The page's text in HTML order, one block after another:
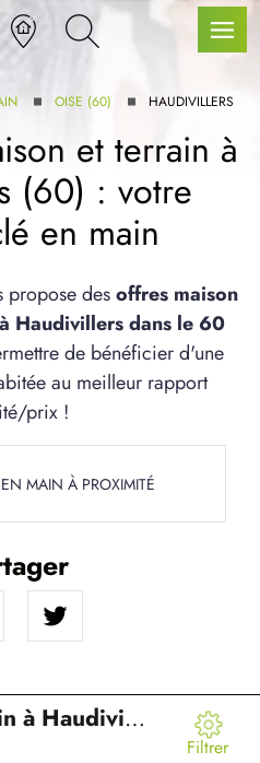
OISE (60) HAUDIVILLERS
et terrain à
(60) : votre
en main
propose desoffres maison
Haudivillers dans le 60
de bénéficier d'une
au meilleur rapport
prix !
MAIN À PROXIMITÉ
Maisons clé en main à Haudivillers (60)
Filtrer